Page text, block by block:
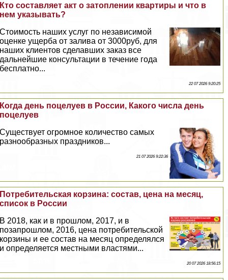
Кто составляет акт о затоплении квартиры и что в
нем указывать?
Стоимость наших услуг по независимой
оценке ущерба от залива от 3000руб, для
наших клиентов сделавших заказ все
дальнейшие консультации в течение года
бесплатно...
22 07 2026 9:20:25
Когда день поцелуев в России, Какого числа день
поцелуев
Существует огромное количество самых
разнообразных праздников...
21 07 2026 9:22:36
Потребительская корзина: состав, цена на месяц,
список в России
В 2018, как и в прошлом, 2017, и в
позапрошлом, 2016, цена потребительской
корзины и ее состав на месяц определялся
и определяется местными властями...
20 07 2026 18:56:15